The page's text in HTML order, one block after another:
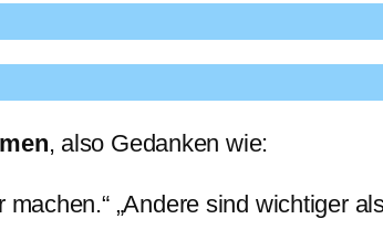
, also Gedanken wie:
„Andere sind wichtiger